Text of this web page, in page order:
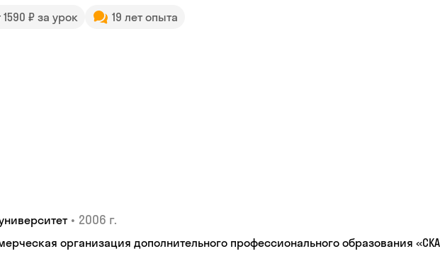
1590 ₽ за урок 19 лет опыта
• 2006 г.
организация дополнительного профессионального образования